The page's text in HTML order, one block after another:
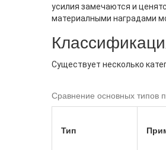
усилия замечаются и
материалными наградами
Существует несколько
Сравнение основных типов
Тип
Узнайте о кризисах 1, 3, 7
подростковом периоде.